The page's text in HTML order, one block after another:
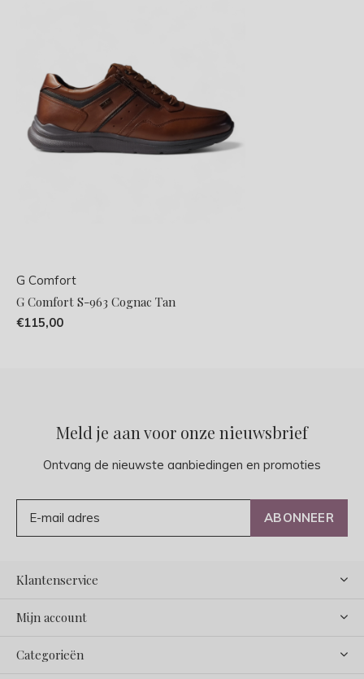
G Comfort
G Comfort S-963 Cognac Tan
€115,00
Meld je aan voor onze nieuwsbrief
Ontvang de nieuwste aanbiedingen en promoties
ABONNEER
Klantenservice
Mijn account
Categorieën